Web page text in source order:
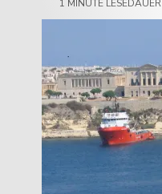
1 MINUTE LESEDAUER